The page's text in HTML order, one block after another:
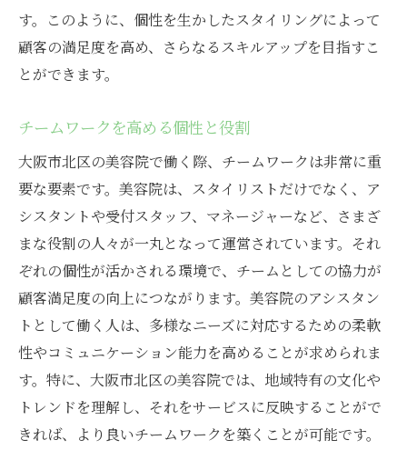
す。このように、個性を生かしたスタイリングによって
顧客の満足度を高め、さらなるスキルアップを目指すこ
とができます。
チームワークを高める個性と役割
大阪市北区の美容院で働く際、チームワークは非常に重
要な要素です。美容院は、スタイリストだけでなく、ア
シスタントや受付スタッフ、マネージャーなど、さまざ
まな役割の人々が一丸となって運営されています。それ
ぞれの個性が活かされる環境で、チームとしての協力が
顧客満足度の向上につながります。美容院のアシスタン
トとして働く人は、多様なニーズに対応するための柔軟
性やコミュニケーション能力を高めることが求められま
す。特に、大阪市北区の美容院では、地域特有の文化や
トレンドを理解し、それをサービスに反映することがで
きれば、より良いチームワークを築くことが可能です。